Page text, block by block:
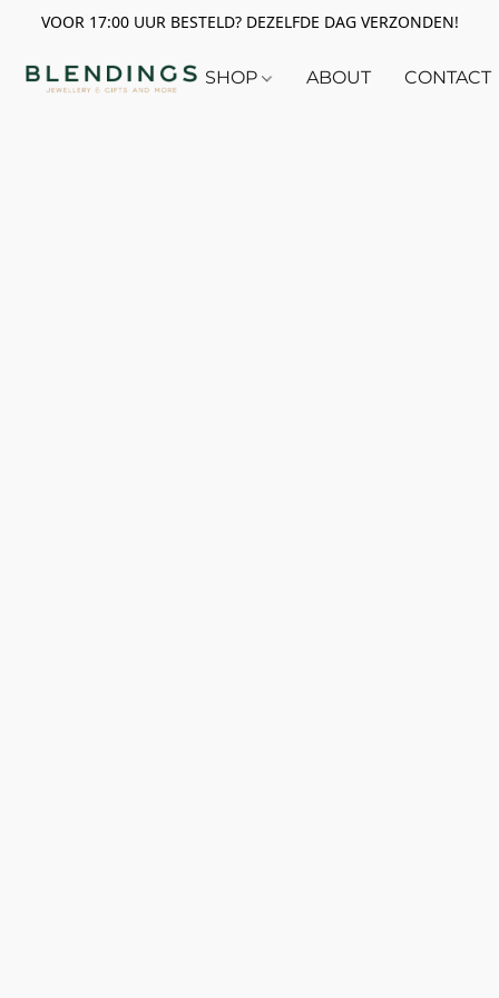
VOOR 17:00 UUR BESTELD? DEZELFDE DAG VERZONDEN!
SHOP ABOUT CONTACT